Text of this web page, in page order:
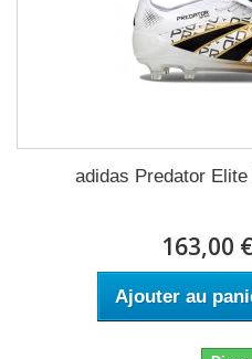
adidas Predator
163,00 €
Ajouter au